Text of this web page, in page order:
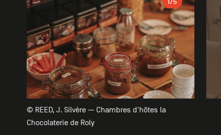
© REED, J. Silvère — Chambres d'hôtes la
Chocolaterie de Roly
1/5